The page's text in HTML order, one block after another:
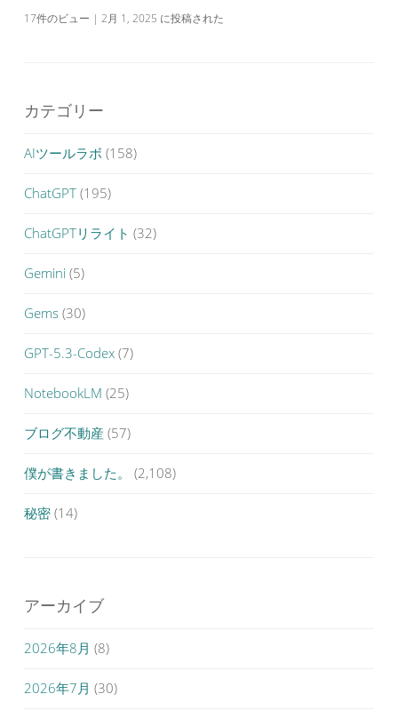
17件のビュー | 2月 1, 2025 に投稿された
カテゴリー
AIツールラボ (158)
ChatGPT (195)
ChatGPTリライト (32)
Gemini (5)
Gems (30)
GPT-5.3-Codex (7)
NotebookLM (25)
ブログ不動産 (57)
僕が書きました。 (2,108)
秘密 (14)
アーカイブ
2026年8月 (8)
2026年7月 (30)